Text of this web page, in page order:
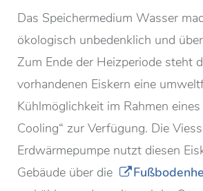
Das Speichermedium Wasser
ökologisch unbedenklich und
Zum Ende der Heizperiode steht
vorhandenen Eiskern eine
Kühlmöglichkeit im Rahmen eines
Cooling“ zur Verfügung. Die
Erdwärmepumpe nutzt diesen
Gebäude über die